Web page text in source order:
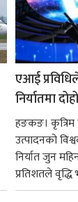
एआई
निर्यातमा
हङकङ। कृत्रिम
उत्पादनको
निर्यात जुन
प्रतिशतले